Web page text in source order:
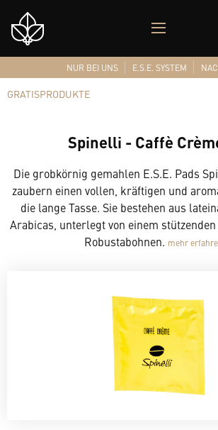
Shop
Logo
MOBILES
MENÜ
NUR BEI UNS E.S.E. SYSTEM
GRATISPRODUKTE
Spinelli - Caffè
Die grobkörnig gemahlen E.S.E. Pads
zaubern einen vollen, kräftigen und
die lange Tasse. Sie bestehen aus
Arabicas, unterlegt von einem
Robustabohnen. mehr